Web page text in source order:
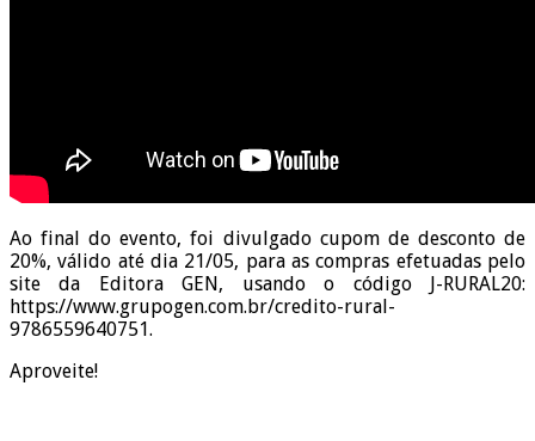
Ao final do evento, foi divulgado cupom de desconto de
20%, válido até dia 21/05, para as compras efetuadas pelo
site da Editora GEN, usando o código J-RURAL20:
https://www.grupogen.com.br/credito-rural-
9786559640751.
Aproveite!